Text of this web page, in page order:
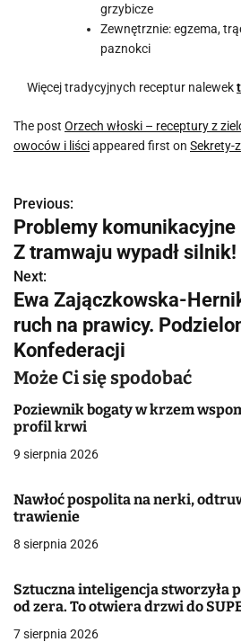
grzybicze
Zewnętrznie: egzema,
paznokci
Więcej tradycyjnych receptur nalewek
The post Orzech włoski – receptury z
owoców i liściappeared first on Sekrety-
N
a
w
i
g
a
c
j
w
p
i
s
Previous:
Problemy komunikacyjne
Z tramwaju wypadł silnik!
Next:
Ewa Zajączkowska-
ruch na prawicy.
Konfederacji
Może Ci się spodobać
Poziewnik bogaty w krzem
profil krwi
9 sierpnia 2026
Nawłoć pospolita na nerki,
trawienie
8 sierpnia 2026
Sztuczna inteligencja stworzyła
od zera. To otwiera drzwi do
7 sierpnia 2026